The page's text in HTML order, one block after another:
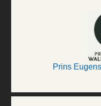
Prins